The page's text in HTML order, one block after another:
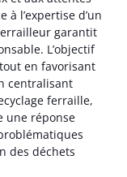
l’expertise d’un
garantit
L’objectif
en favorisant
centralisant
ferraille,
une réponse
des déchets